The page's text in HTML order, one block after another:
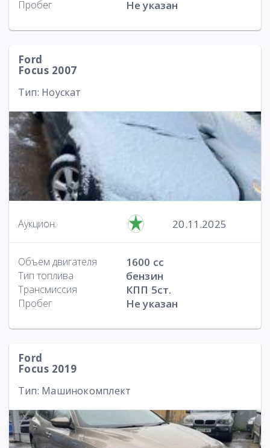
Пробег Не указан
Ford
Focus 2007
Тип: Ноускат
Аукцион: 20.11.2025
Объем двигателя 1600 cc
Тип топлива бензин
Трансмиссия КПП 5ст.
Пробег Не указан
Ford
Focus 2019
Тип: Машинокомплект